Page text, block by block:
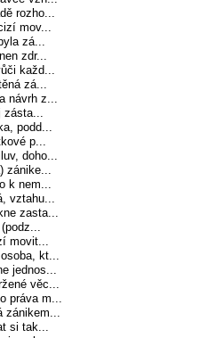
rozho...
mov...
zá...
zdr...
každ...
zá...
návrh z...
zásta...
podd...
p...
doho...
zánike...
k nem...
vztahu...
zasta...
movit...
kt...
jednos...
věc...
práva m...
zánikem...
si tak...